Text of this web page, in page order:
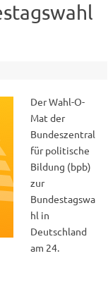
Der Wahl-O-
Mat der
Bundeszentral
für politische
Bildung (bpb)
zur
Bundestagswa
hl in
Deutschland
am 24.